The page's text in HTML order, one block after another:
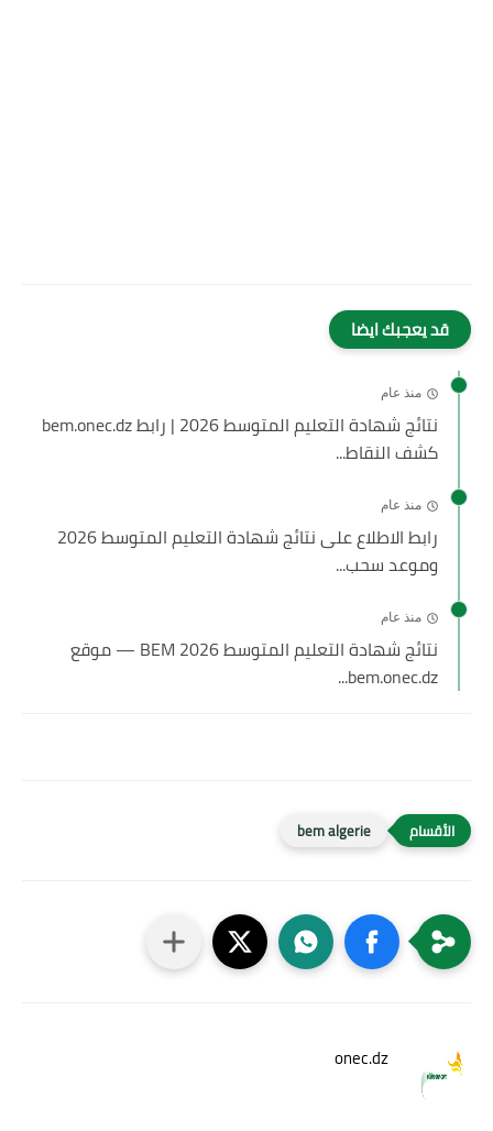
قد يعجبك ايضا
منذ عام
نتائج شهادة التعليم المتوسط 2026 | رابط bem.onec.dz
كشف النقاط...
منذ عام
رابط الاطلاع على نتائج شهادة التعليم المتوسط 2026
وموعد سحب...
منذ عام
نتائج شهادة التعليم المتوسط 2026 BEM — موقع
bem.onec.dz...
bem algerie
onec.dz